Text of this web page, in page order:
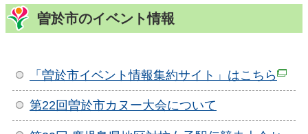
曽於市のイベント情報
「曽於市イベント情報集約サイト」はこちら
第22回曽於市カヌー大会について